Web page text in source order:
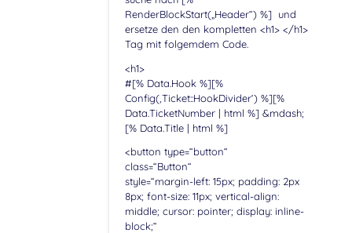
RenderBlockStart(„Header“) %] und
ersetze den den kompletten <h1> </h1>
Tag mit folgemdem Code.
<h1>
#[% Data.Hook %][%
Config(‚Ticket::HookDivider‘) %][%
Data.TicketNumber | html %] &mdash;
[% Data.Title | html %]
<button type=“button“
class=“Button“
style=“margin-left: 15px; padding: 2px
8px; font-size: 11px; vertical-align:
middle; cursor: pointer; display: inline-
block;“